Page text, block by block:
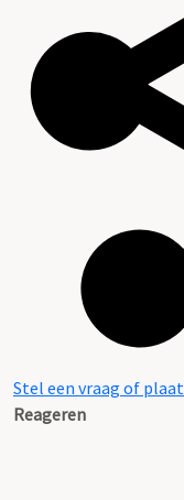
Stel een vraag of
Reageren